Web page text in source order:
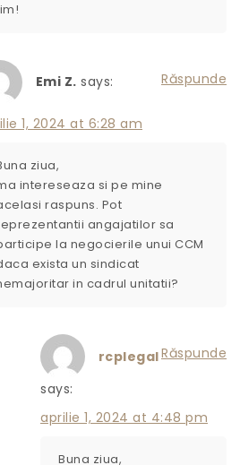
Răspunde
Emi Z. says:
1, 2024 at 6:28 am
ziua,
intereseaza si pe mine
raspuns. Pot
angajatilor sa
la negocierile unui CCM
exista un sindicat
in cadrul unitatii?
Răspunde
rcplegal
says:
aprilie 1, 2024 at 4:48 pm
Buna ziua,